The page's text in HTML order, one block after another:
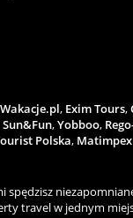
Wakacje.pl, Exim Tours,
Sun&Fun,Yobboo,
Polska,
travel w jednym